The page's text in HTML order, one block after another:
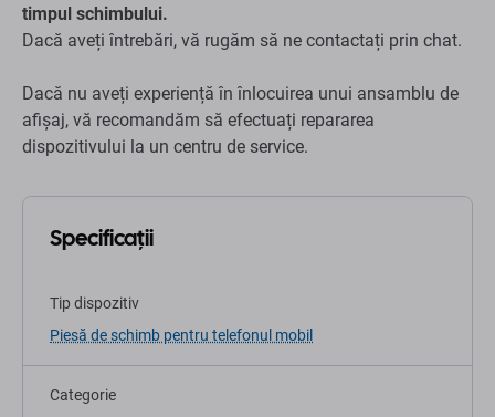
timpul schimbului.
Dacă aveți întrebări, vă rugăm să ne contactați prin chat.
Dacă nu aveți experiență în înlocuirea unui ansamblu de
afișaj, vă recomandăm să efectuați repararea
dispozitivului la un centru de service.
Specificații
Tip dispozitiv
Piesă de schimb pentru telefonul mobil
Categorie